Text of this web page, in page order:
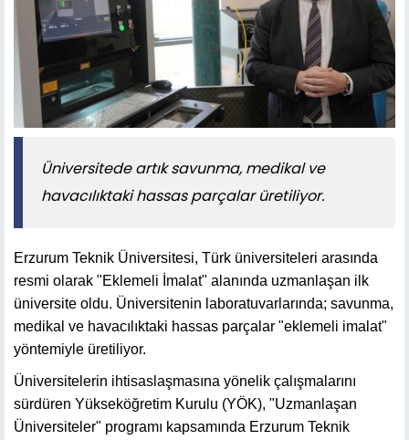
Üniversitede artık savunma, medikal ve
havacılıktaki hassas parçalar üretiliyor.
Erzurum Teknik Üniversitesi, Türk üniversiteleri arasında
resmi olarak "Eklemeli İmalat" alanında uzmanlaşan ilk
üniversite oldu. Üniversitenin laboratuvarlarında; savunma,
medikal ve havacılıktaki hassas parçalar "eklemeli imalat"
yöntemiyle üretiliyor.
Üniversitelerin ihtisaslaşmasına yönelik çalışmalarını
sürdüren Yükseköğretim Kurulu (YÖK), "Uzmanlaşan
Üniversiteler" programı kapsamında Erzurum Teknik